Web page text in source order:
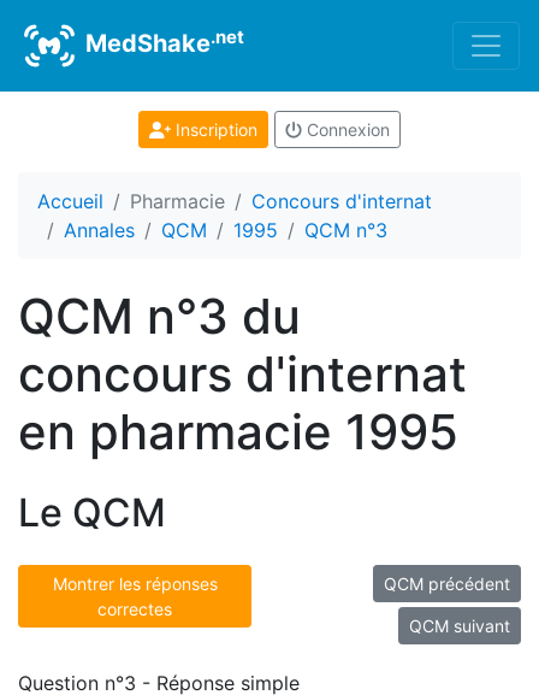
MedShake.net
Inscription Connexion
Accueil Pharmacie
Concours d'internat
Annales
QCM 1995 QCM n°3
QCM n°3 du
concours d'internat
en pharmacie 1995
Le QCM
Montrer les réponses
correctes
QCM précédent
QCM suivant
Question n°3 - Réponse simple